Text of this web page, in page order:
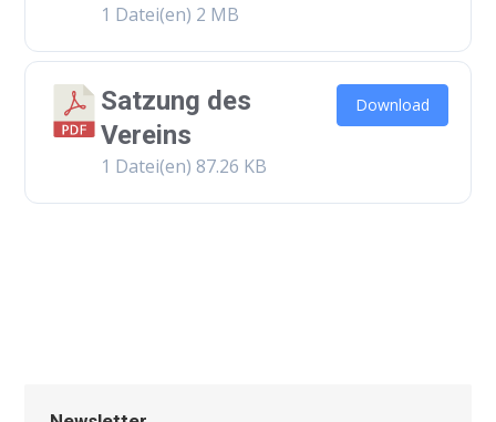
1 Datei(en) 2 MB
Satzung des
Vereins
1 Datei(en)87.26 KB
Download